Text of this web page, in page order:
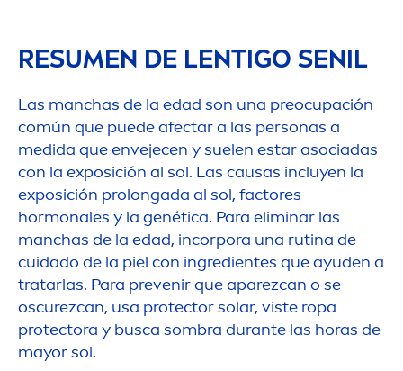
RESUMEN DE LENTIGO SENIL
Las manchas de la edad son una preocupación
común que puede afectar a las personas a
medida que envejecen y suelen estar asociadas
con la exposición al sol. Las causas incluyen la
exposición prolongada al sol, factores
hormonales y la genética. Para eliminar las
manchas de la edad, incorpora una rutina de
cuidado de la piel con ingredientes que ayuden a
tratarlas. Para prevenir que aparezcan o se
oscurezcan, usa protector solar, viste ropa
protectora y busca sombra durante las horas de
mayor sol.